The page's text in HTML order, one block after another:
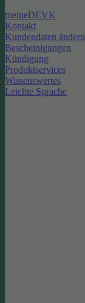
meineDEVK
Kontakt
Kundendaten ändern
Bescheinigungen
Kündigung
Produktservices
Wissenswertes
Leichte Sprache